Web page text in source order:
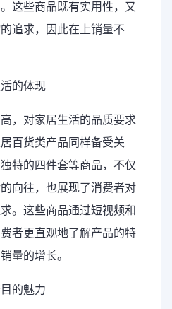
这些商品既有实用性，又
追求，因此在上销量不
的体现
，对家居生活的品质要求
百货类产品同样备受关
特的四件套等商品，不仅
向往，也展现了消费者对
。这些商品通过短视频和
者更直观地了解产品的特
量的增长。
的魅力